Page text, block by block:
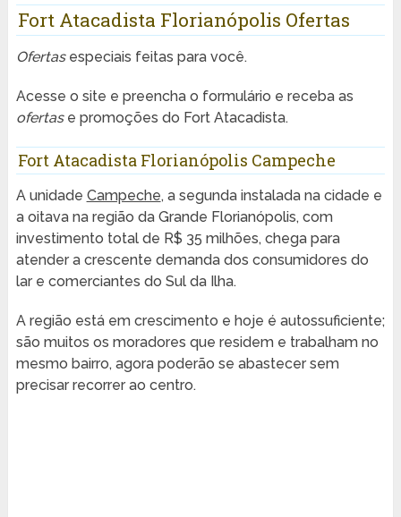
Fort Atacadista Florianópolis Ofertas
Ofertasespeciais feitas para você.
Acesse o site e preencha o formulário e receba as
ofertase promoções do Fort Atacadista.
Fort Atacadista Florianópolis Campeche
A unidade Campeche, a segunda instalada na cidade e
a oitava na região da Grande Florianópolis, com
investimento total de R$ 35 milhões, chega para
atender a crescente demanda dos consumidores do
lar e comerciantes do Sul da Ilha.
A região está em crescimento e hoje é autossuficiente;
são muitos os moradores que residem e trabalham no
mesmo bairro, agora poderão se abastecer sem
precisar recorrer ao centro.